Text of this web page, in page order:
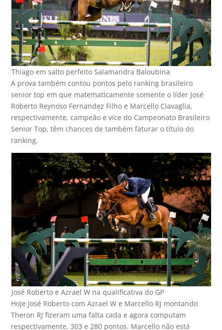
Thiago em salto perfeito Salamandra Baloubina
A prova também contou pontos pelo ranking brasileiro
senior top em que matematicamente somente o líder José
Roberto Reynoso Fernandez Filho e Marcello Ciavaglia,
respectivamente, campeão e vice do Campeonato Brasileiro
Senior Top, têm chances de também faturar o título do
ranking.
José Roberto e Azrael W na qualificativa do GP
Hoje José Roberto com Azrael W e Marcello RJ montando
Theron RJ fizeram uma falta cada e agora computam
respectivamente, 303 e 280 pontos. Marcello não está